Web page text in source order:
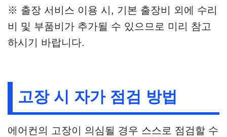
※ 출장 서비스 이용 시, 기본 출장비 외에 수리
비 및 부품비가 추가될 수 있으므로 미리 참고
하시기 바랍니다.
고장 시 자가 점검 방법
에어컨의 고장이 의심될 경우 스스로 점검할 수